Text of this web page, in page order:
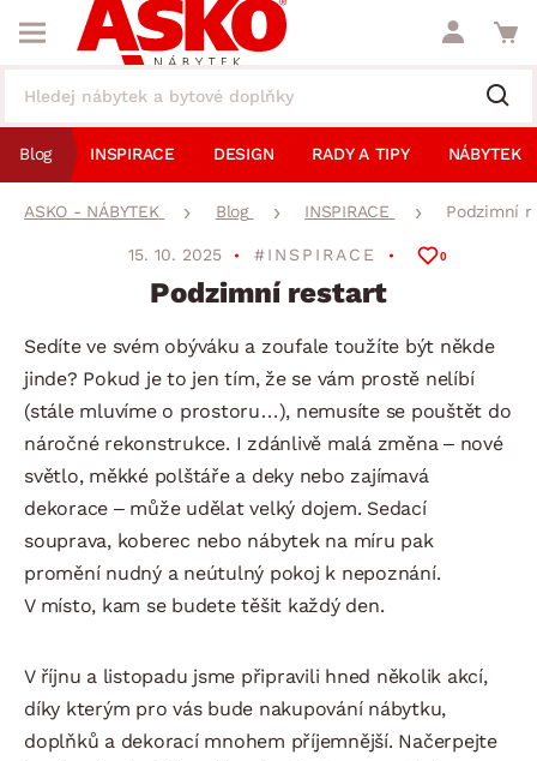
Blog INSPIRACE DESIGN RADY A TIPY NÁBYTEK
ASKO - NÁBYTEK Blog INSPIRACE Podzimní
15. 10. 2025 #INSPIRACE 0
Podzimní restart
Sedíte ve svém obýváku a zoufale toužíte být někde
jinde? Pokud je to jen tím, že se vám prostě nelíbí
(stále mluvíme o prostoru…), nemusíte se pouštět do
náročné rekonstrukce. I zdánlivě malá změna – nové
světlo, měkké polštáře a deky nebo zajímavá
dekorace – může udělat velký dojem. Sedací
souprava, koberec nebo nábytek na míru pak
promění nudný a neútulný pokoj k nepoznání.
V místo, kam se budete těšit každý den.
V říjnu a listopadu jsme připravili hned několik akcí,
díky kterým pro vás bude nakupování nábytku,
doplňků a dekorací mnohem příjemnější. Načerpejte